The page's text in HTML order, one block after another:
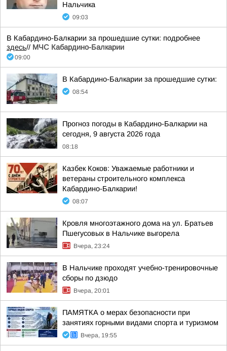
Нальчика
09:03
В Кабардино-Балкарии за прошедшие сутки: подробнее
здесь// МЧС Кабардино-Балкарии
09:00
В Кабардино-Балкарии за прошедшие сутки:
08:54
Прогноз погоды в Кабардино-Балкарии на
сегодня, 9 августа 2026 года
08:18
Казбек Коков: Уважаемые работники и
ветераны строительного комплекса
Кабардино-Балкарии!
08:07
Кровля многоэтажного дома на ул. Братьев
Пшегусовых в Нальчике выгорела
Вчера, 23:24
В Нальчике проходят учебно-тренировочные
сборы по дзюдо
Вчера, 20:01
ПАМЯТКА о мерах безопасности при
занятиях горными видами спорта и туризмом
Вчера, 19:55